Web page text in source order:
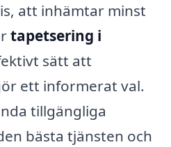
att inhämtar minst
tapetsering i
sätt att
ett informerat val.
tillgängliga
bästa tjänsten och